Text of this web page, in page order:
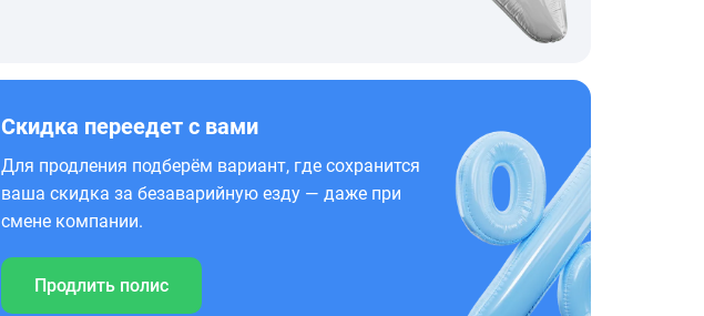
Скидка переедет с вами
Для продления подберём вариант, где сохранится
ваша скидка за безаварийную езду — даже при
смене компании.
Продлить полис